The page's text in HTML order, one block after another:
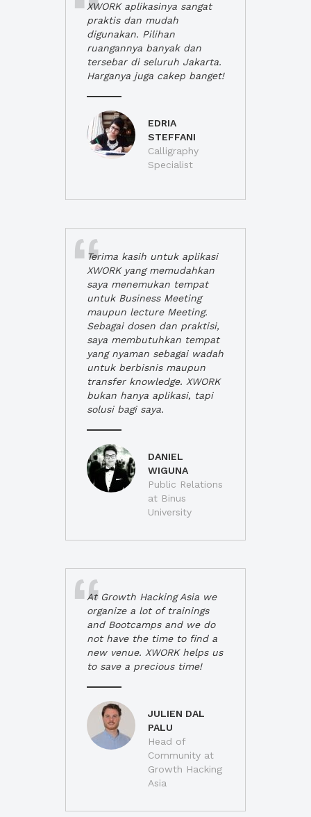
XWORK aplikasinya sangat
praktis dan mudah
digunakan. Pilihan
ruangannya banyak dan
tersebar di seluruh Jakarta.
Harganya juga cakep banget!
EDRIA
STEFFANI
Calligraphy
Specialist
Terima kasih untuk aplikasi
XWORK yang memudahkan
saya menemukan tempat
untuk Business Meeting
maupun lecture Meeting.
Sebagai dosen dan praktisi,
saya membutuhkan tempat
yang nyaman sebagai wadah
untuk berbisnis maupun
transfer knowledge. XWORK
bukan hanya aplikasi, tapi
solusi bagi saya.
DANIEL
WIGUNA
Public Relations
at Binus
University
At Growth Hacking Asia we
organize a lot of trainings
and Bootcamps and we do
not have the time to find a
new venue. XWORK helps us
to save a precious time!
JULIEN DAL
PALU
Head of
Community at
Growth Hacking
Asia